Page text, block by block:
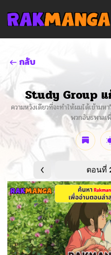
กลับ
Study Group แ
ความหวังเดียวที่จะทำให้ผมได้เข้ามห
พวกอันธพาลเ
ตอนที่